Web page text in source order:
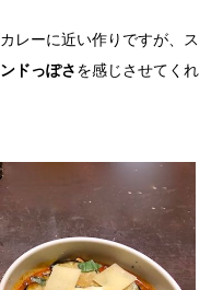
レーに近い作りですが、ス
ドっぽさを感じさせてくれ